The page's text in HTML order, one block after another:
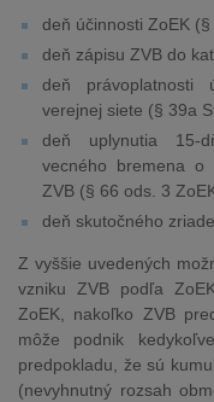
deň účinnosti ZoEK
deň zápisu ZVB do
deň právoplatnosti
verejnej siete (§ 39a
deň uplynutia 15-
vecného bremena o
ZVB (§ 66 ods. 3
deň skutočného
Z vyššie uvedených
vzniku ZVB podľa
ZoEK, nakoľko ZVB
môže podnik
predpokladu, že sú
(nevyhnutný rozsah